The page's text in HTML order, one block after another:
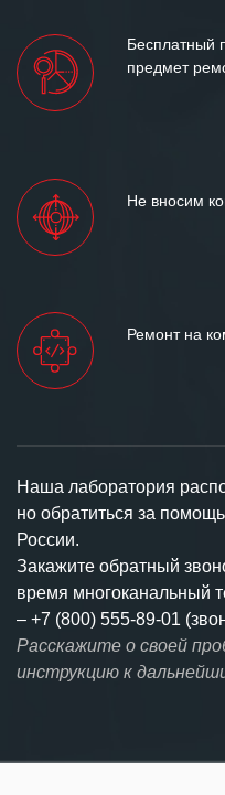
Бесплатный
предмет
Не вносим
Ремонт на
Наша лаборатория
но обратиться за
России.
Закажите обратный
время многоканальный
– +7 (800) 555-89-01
Расскажите о своей
инструкцию к